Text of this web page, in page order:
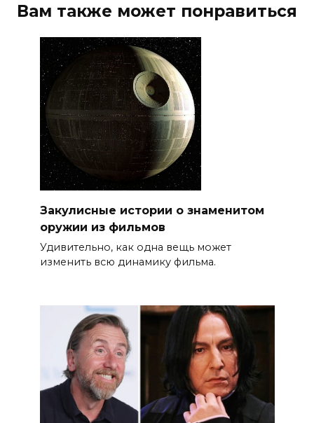
Вам также может понравиться
Закулисные истории о знаменитом
оружии из фильмов
Удивительно, как одна вещь может
изменить всю динамику фильма.